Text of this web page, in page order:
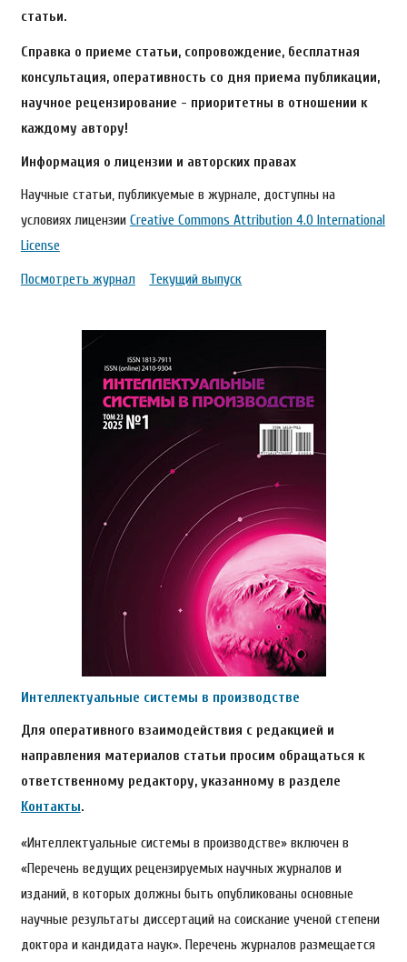
статьи.
Справка о приеме статьи, сопровождение, бесплатная
консультация, оперативность со дня приема публикации,
научное рецензирование - приоритетны в отношении к
каждому автору!
Информация о лицензии и авторских правах
Научные статьи, публикуемые в журнале, доступны на
условиях лицензии Creative Commons Attribution 4.0 International
License
Посмотреть журнал Текущий выпуск
Интеллектуальные системы в производстве
Для оперативного взаимодействия с редакцией и
направления материалов статьи просим обращаться к
ответственному редактору, указанному в разделе
Контакты.
«Интеллектуальные системы в производстве» включен в
«Перечень ведущих рецензируемых научных журналов и
изданий, в которых должны быть опубликованы основные
научные результаты диссертаций на соискание ученой степени
доктора и кандидата наук». Перечень журналов размещается